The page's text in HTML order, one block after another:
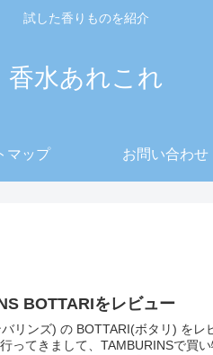
試した香りものを紹介
香水あれこれ
マップ お問い合わせ
BOTTARIをレビュー
リンズ) の BOTTARI(ボタリ) をレ